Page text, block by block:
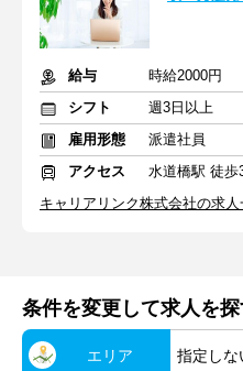
給与
時給2000円
シフト
週3日以上
雇用形態
派遣社員
アクセス
水道橋駅 徒歩
キャリアリンク株式会社の求
条件を変更して求人を
エリア 指定しな